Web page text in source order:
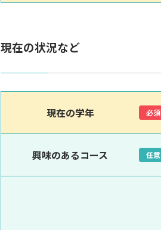
現在の状況など
現在の学年 必須
興味のあるコース 任意